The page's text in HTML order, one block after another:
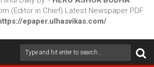
(Editor in Chief) Latest Newspaper PDF
epaper.ulhasvikas.com/